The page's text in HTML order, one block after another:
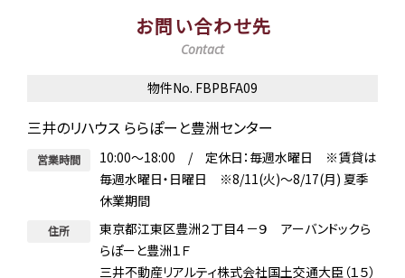
お問い合わせ先
Contact
物件No. FBPBFA09
三井のリハウス ららぽーと豊洲センター
営業時間
10:00～18:00 / 定休日：毎週水曜日 ※賃貸は
毎週水曜日・日曜日 ※8/11(火)～8/17(月) 夏季
休業期間
住所
東京都江東区豊洲２丁目４－９ アーバンドックら
らぽーと豊洲１Ｆ
三井不動産リアルティ株式会社国土交通大臣（１５）